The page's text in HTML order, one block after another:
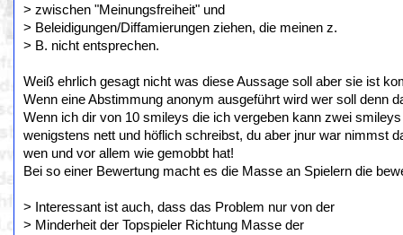
> zwischen "Meinungsfreiheit" und
> Beleidigungen/Diffamierungen ziehen, die meinen z.
> B. nicht entsprechen.
Weiß ehrlich gesagt nicht was diese Aussage soll aber sie ist
Wenn eine Abstimmung anonym ausgeführt wird wer soll denn
Wenn ich dir von 10 smileys die ich vergeben kann zwei
wenigstens nett und höflich schreibst, du aber jnur war nimmst
wen und vor allem wie gemobbt hat!
Bei so einer Bewertung macht es die Masse an Spielern die
> Interessant ist auch, dass das Problem nur von der
> Minderheit der Topspieler Richtung Masse der